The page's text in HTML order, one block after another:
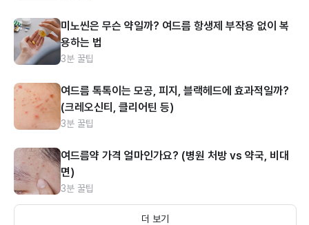
미노씬은 무슨 약일까? 여드름 항생제 부작용 없이 복
용하는 법
3분 꿀팁
여드름 톡톡이는 모공, 피지, 블랙헤드에 효과적일까?
(크레오신티, 클리어틴 등)
3분 꿀팁
여드름약 가격 얼마인가요? (병원 처방 vs 약국, 비대
면)
3분 꿀팁
더 보기